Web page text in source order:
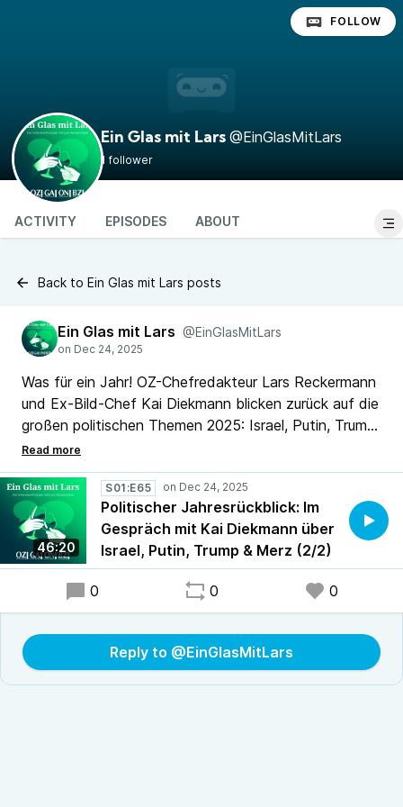
Ein Glas mit Lars @EinGlasMitLars
1 follower
FOLLOW
ACTIVITY EPISODES ABOUT
Back to Ein Glas mit Lars posts
Ein Glas mit Lars @EinGlasMitLars
Was für ein Jahr! OZ-Chefredakteur Lars Reckermann
und Ex-Bild-Chef Kai Diekmann blicken zurück auf die
großen politischen Themen 2025: Israel, Putin, Trump
und Merz. Zwischen ernsthaften Analysen,
persönlichen Anekdoten und überraschenden
Einblicken wird klar: Politik ist manchmal härter als ein
Interview in Badehose – und oft unterhaltsamer als
gedacht. Die Live-Aufzeichnung von "Ein Glas mit
Lars" live aus dem Festspielhaus am Wall in Emden
gibt es überall, wo es Podcasts gibt.
46:20
S01:E65
Politischer Jahresrückblick: Im
Gespräch mit Kai Diekmann über
Israel, Putin, Trump & Merz (2/2)
0 0 0
Reply to @EinGlasMitLars